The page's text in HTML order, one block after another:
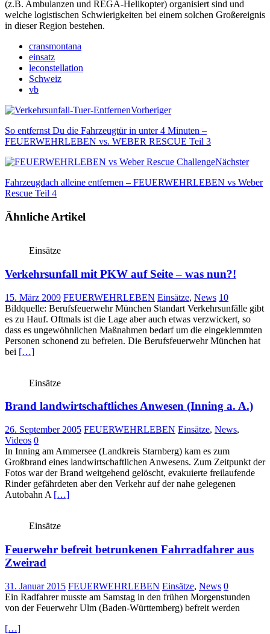
(z.B. Ambulanzen und REGA-Helikopter) organisiert sind und
welche logistischen Schwierigkeiten bei einem solchen Großereignis
in dieser Region bestehen.
cransmontana
einsatz
leconstellation
Schweiz
vb
Vorheriger
So entfernst Du die Fahrzeugtür in unter 4 Minuten –
FEUERWEHRLEBEN vs. WEBER RESCUE Teil 3
Nächster
Fahrzeugdach alleine entfernen – FEUERWEHRLEBEN vs Weber
Rescue Teil 4
Ähnliche Artikel
Einsätze
Verkehrsunfall mit PKW auf Seite – was nun?!
15. März 2009 FEUERWEHRLEBEN Einsätze, News 10
Bildquelle: Berufsfeuerwehr München Standart Verkehrsunfälle gibt
es zu Hauf. Oftmals ist die Lage aber auch etwas verzwickert, so
dass es ungewöhnlichen Maßnahmen bedarf um die eingeklemmten
Personen schonend zu befreien. Die Berufsfeuerwehr München hat
bei […]
Einsätze
Brand landwirtschaftliches Anwesen (Inning a. A.)
26. September 2005 FEUERWEHRLEBEN Einsätze, News,
Videos 0
In Inning am Ammersee (Landkreis Starnberg) kam es zum
Großbrand eines landwirtschaftlichen Anwesens. Zum Zeitpunkt der
Fotos war der Brand weitgehend gelöscht, evakuierte freilaufende
Rinder gefährdeten aber den Verkehr auf der nahe gelegenen
Autobahn A […]
Einsätze
Feuerwehr befreit betrunkenen Fahrradfahrer aus
Zweirad
31. Januar 2015 FEUERWEHRLEBEN Einsätze, News 0
Ein Radfahrer musste am Samstag in den frühen Morgenstunden
von der Feuerwehr Ulm (Baden-Württemberg) befreit werden
[…]